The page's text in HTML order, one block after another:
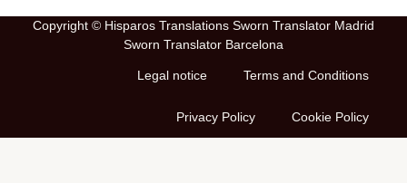
Copyright © Hisparos Translations Sworn Translator Madrid
Sworn Translator Barcelona
Legal notice Terms and Conditions
Privacy Policy Cookie Policy